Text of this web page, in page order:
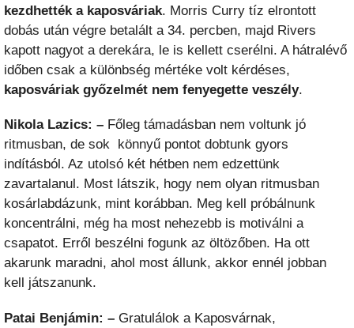
kezdhették a kaposváriak. Morris Curry tíz elrontott
dobás után végre betalált a 34. percben, majd Rivers
kapott nagyot a derekára, le is kellett cserélni. A hátralévő
időben csak a különbség mértéke volt kérdéses,
kaposváriak győzelmét nem fenyegette veszély.
Nikola Lazics: – Főleg támadásban nem voltunk jó
ritmusban, de sok könnyű pontot dobtunk gyors
indításból. Az utolsó két hétben nem edzettünk
zavartalanul. Most látszik, hogy nem olyan ritmusban
kosárlabdázunk, mint korábban. Meg kell próbálnunk
koncentrálni, még ha most nehezebb is motiválni a
csapatot. Erről beszélni fogunk az öltözőben. Ha ott
akarunk maradni, ahol most állunk, akkor ennél jobban
kell játszanunk.
Patai Benjámin: – Gratulálok a Kaposvárnak,